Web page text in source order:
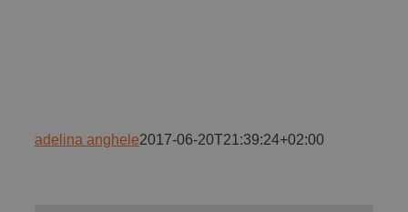
Contact
adelina anghele2017-06-20T21:39:24+02:00